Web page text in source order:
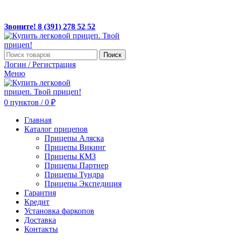
Звоните! 8 (391) 278 52 52
Поиск
Логин / Регистрация
Меню
0 пунктов / 0 ₽
Главная
Каталог прицепов
Прицепы Аляска
Прицепы Викинг
Прицепы КМЗ
Прицепы Партнер
Прицепы Тундра
Прицепы Экспедиция
Гарантия
Кредит
Установка фаркопов
Доставка
Контакты